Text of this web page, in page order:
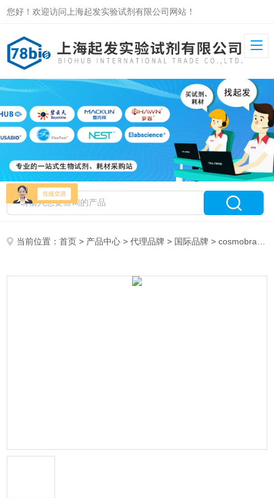
您好！欢迎访问上海起发实验试剂有限公司网站！
当前位置：首页 > 产品中心 >代理品牌 > 国际品牌 > cosmobrand 特约代理